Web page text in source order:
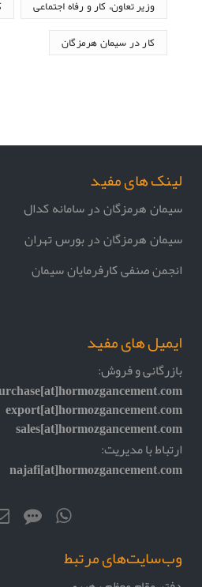
وزیر تعاون، کار و رفاه اجتماعی
کار در سیمان هرمزگان
لینک های مفید
سیمان هرمزگان در سامانه کدال
سیمان هرمزگان در بورس تهران
انجمن صنفی کارفرمایان سیمان
ایمیل های مفید
بازرگانی و فروش:
export[at]hormozgancement.com
sales[at]hormozgancement.com
ارتباط با مدیریت:
najafi[at]hormozgancement.com
وب‌سایت‌های مرتبط